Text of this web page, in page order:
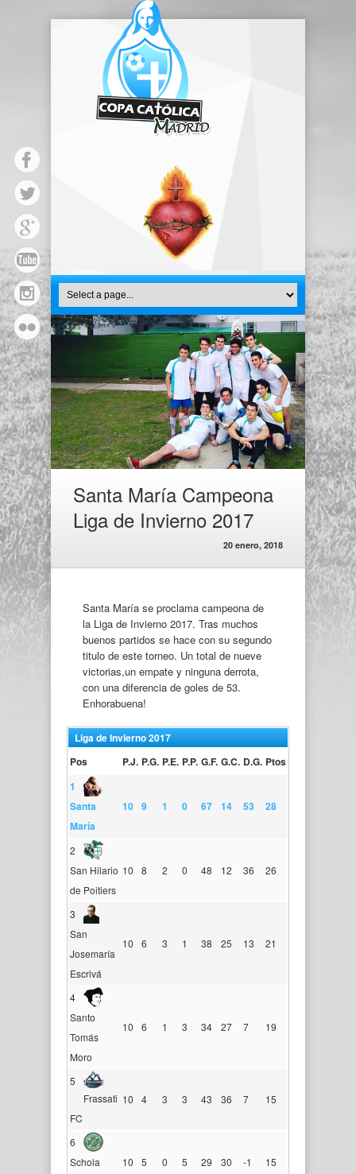
Santa María Campeona
Liga de Invierno 2017
20 enero, 2018
Santa María se proclama campeona de
la Liga de Invierno 2017. Tras muchos
buenos partidos se hace con su segundo
titulo de este torneo. Un total de nueve
victorias,un empate y ninguna derrota,
con una diferencia de goles de 53.
Enhorabuena!
Liga de Invierno 2017
Pos
P.J. P.G. P.E. P.P. G.F. G.C. D.G. Ptos
1
Santa
María
10 9 1 0 67 14 53 28
2
San Hilario
de Poitiers
10 8 2 0 48 12 36 26
3
San
Josemaría
Escrivá
10 6 3 1 38 25 13 21
4
Santo
Tomás
Moro
10 6 1 3 34 27 7 19
5
Frassati
FC
10 4 3 3 43 36 7 15
6
Schola
10 5 0 5 29 30 -1 15